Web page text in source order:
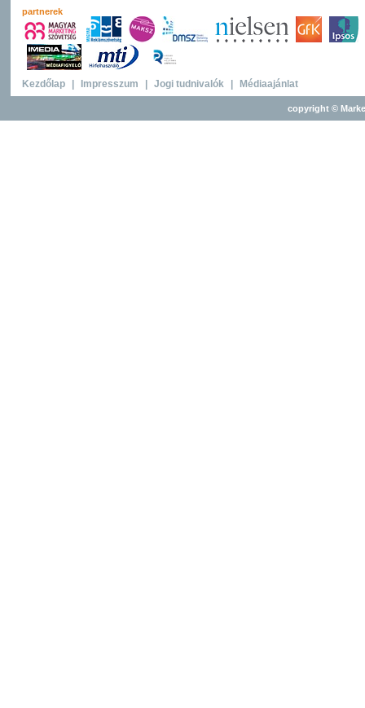
partnerek
Kezdőlap Impresszum Jogi tudnivalók Médiaajánlat
copyright ©